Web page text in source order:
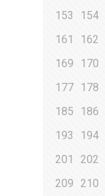
153
154
161
162
169
170
177 178
185
186
193
194
201
202
209 210